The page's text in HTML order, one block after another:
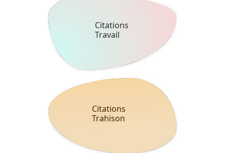
Citations
Travail
Citations
Trahison